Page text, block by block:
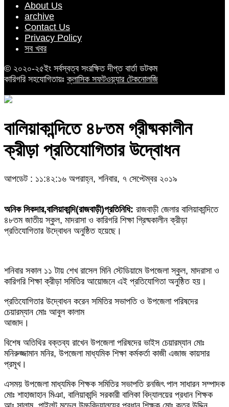
About Us
archive
Contact Us
Privacy Policy
সব খবর
© ২০২০-২৫ইং সর্বস্বত্ব সংরক্ষিত দীপ্ত বার্তা ডটকম
কারিগরি সহযোগিতায়ঃক্লাসিক সফটওয়্যার টেকনোলজি
বালিয়াকান্দিতে ৪৮তম গ্রীষ্মকালীন
ক্রীড়া প্রতিযোগিতার উদ্বোধন
আপডেট : ১১:৪২:১৬ অপরাহ্ন, শনিবার, ৭ সেপ্টেম্বর ২০১৯
অনিক সিকদার,বালিয়াকান্দি(রাজবাড়ী)প্রতিনিধি: রাজবাড়ী জেলার বালিয়াকান্দিতে
৪৮তম জাতীয় স্কুল, মাদরাসা ও কারিগরি শিক্ষা গ্রিষ্মকালীন ক্রীড়া
প্রতিযোগিতার উদ্বোধন অনুষ্ঠিত হয়েছে।
শনিবার সকাল ১১ টায় শেখ রাসেল মিনি স্টেডিয়ামে উপজেলা স্কুল, মাদরাসা ও
কারিগরি শিক্ষা ক্রীড়া সমিতির আয়োজনে এই প্রতিযোগিতা অনুষ্ঠিত হয়।
প্রতিযোগিতার উদ্বোধন করেন সমিতির সভাপতি ও উপজেলা পরিষদের
চেয়ারম্যান মোঃ আবুল কালাম
আজাদ।
বিশেষ অতিথির বক্তব্য রাখেন উপজেলা পরিষদের ভাইস চেয়ারম্যান মোঃ
মনিরুজ্জামান মনির, উপজেলা মাধ্যমিক শিক্ষা কর্মকর্তা কাজী এজাজ কায়সার
প্রমূখ।
এসময় উপজেলা মাধ্যমিক শিক্ষক সমিতির সভাপতি রনজিৎ পাল সাধারন সম্পাদক
মোঃ শাহাজাহান মিঞা, বালিয়াকান্দি সরকারী বালিকা বিদ্যালয়ের প্রধান শিক্ষক